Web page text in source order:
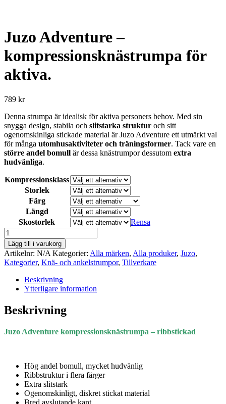
Juzo Adventure –
kompressionsknästrumpa för
aktiva.
789 kr
Denna strumpa är idealisk för aktiva personers behov. Med sin
snygga design, stabila och slitstarka struktur och sitt
ogenomskinliga stickade material är Juzo Adventure ett utmärkt val
för många utomhusaktiviteter och träningsformer. Tack vare en
större andel bomull är dessa knästrumpor dessutom extra
hudvänliga.
Kompressionsklass
Storlek
Färg
Längd
Skostorlek
Rensa
Juzo
Adventure
-
kompressionsknästrumpa
för
aktiva.
mängd
Lägg till i varukorg
Artikelnr: N/A Kategorier: Alla märken, Alla produker, Juzo,
Kategorier, Knä- och ankelstrumpor, Tillverkare
Beskrivning
Ytterligare information
Beskrivning
Juzo Adventure kompressionsknästrumpa – ribbstickad
Hög andel bomull, mycket hudvänlig
Ribbstruktur i flera färger
Extra slitstark
Ogenomskinligt, diskret stickat material
Bred avslutande kant